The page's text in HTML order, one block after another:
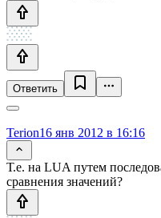
Ответить
Terion16 янв 2012 в 16:16
Т.е. на LUA путем
сравнения значений?